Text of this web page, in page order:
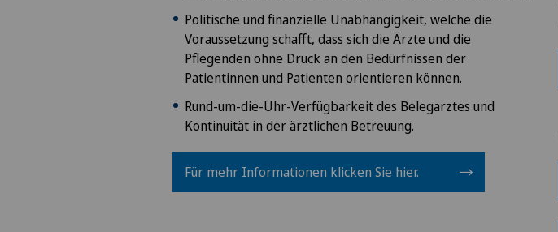
Politische und finanzielle Unabhängigkeit, welche die
Voraussetzung schafft, dass sich die Ärzte und die
Pflegenden ohne Druck an den Bedürfnissen der
Patientinnen und Patienten orientieren können.
Rund-um-die-Uhr-Verfügbarkeit des Belegarztes und
Kontinuität in der ärztlichen Betreuung.
Für mehr Informationen klicken Sie hier.